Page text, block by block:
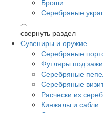
Броши
Серебряные
︿
свернуть раздел
Сувениры и оружие
Серебряные
Футляры под
Серебряные
Серебряные
Расчески из
Кинжалы и сабли